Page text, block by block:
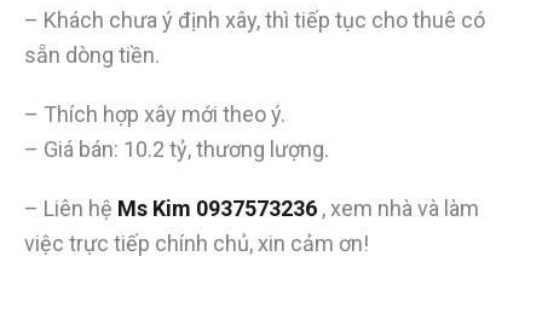
– Khách chưa ý định xây, thì tiếp tục cho thuê có
sẵn dòng tiền.
– Thích hợp xây mới theo ý.
– Giá bán: 10.2 tỷ, thương lượng.
– Liên hệ Ms Kim 0937573236 , xem nhà và làm
việc trực tiếp chính chủ, xin cảm ơn!